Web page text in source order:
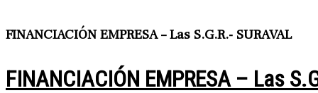
FINANCIACIÓN EMPRESA – Las S.G.R.- SURAVAL
FINANCIACIÓN EMPRESA – Las